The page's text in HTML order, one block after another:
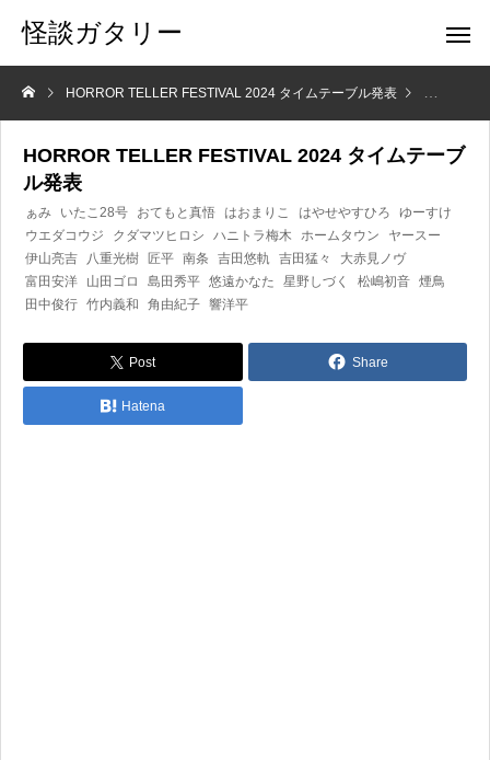
怪談ガタリー
HORROR TELLER FESTIVAL 2024 タイムテーブル発表 ニュース
HORROR TELLER FESTIVAL 2024 タイムテーブ
ル発表
ぁみ いたこ28号 おてもと真悟 はおまりこ はやせやすひろ
ゆーすけ
ウエダコウジ
クダマツヒロシ ハニトラ梅木 ホームタウン
ヤースー
伊山亮吉
八重光樹 匠平 南条 吉田悠軌 吉田猛々
大赤見ノヴ
富田安洋
山田ゴロ 島田秀平 悠遠かなた 星野しづく 松嶋初音 煙鳥
田中俊行 竹内義和 角由紀子 響洋平
Post Share
Hatena